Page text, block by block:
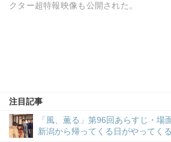
クター超特報映像も公開された。
注目記事
「風、薫る」第96回あらすじ・
新潟から帰ってくる日がやってく